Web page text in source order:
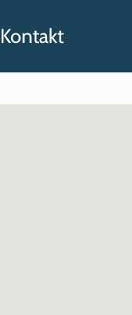
Kontakt